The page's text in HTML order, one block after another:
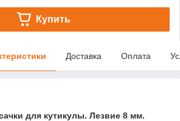
Купить
Доставка Оплата
для кутикулы. Лезвие 8 мм.